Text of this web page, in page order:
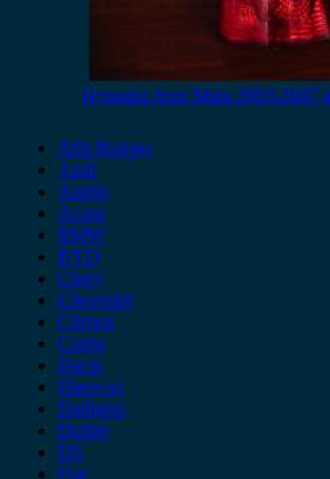
Hyundai Atos Mala 2003-2007
Alfa Romeo
Audi
Austin
Acura
BMW
BYD
Chery
Chevrolet
Citroen
Cupra
Dacia
Daewoo
Daihatsu
Dodge
DS
Fiat